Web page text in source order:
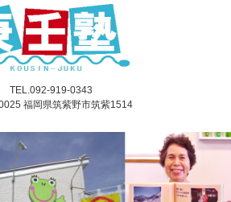
TEL.092-919-0343
福岡県筑紫野市筑紫1514